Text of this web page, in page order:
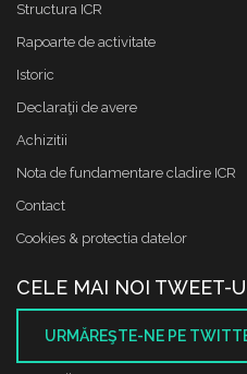
Structura ICR
Rapoarte de activitate
Istoric
Declaraţii de avere
Achizitii
Nota de fundamentare cladire ICR
Contact
Cookies & protectia datelor
CELE MAI NOI TWEET-
URMĂREŞTE-NE PE